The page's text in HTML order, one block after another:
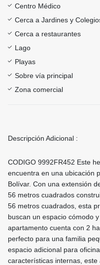
Centro Médico
Cerca a Jardines y
Cerca a restaurantes
Lago
Playas
Sobre vía principal
Zona comercial
Descripción Adicional :
CODIGO 9992FR452 Este
encuentra en una ubicación
Bolívar. Con una extensión
56 metros cuadrados
56 metros cuadrados, esta
buscan un espacio cómodo
apartamento cuenta con 2
perfecto para una familia
espacio adicional para
características internas,